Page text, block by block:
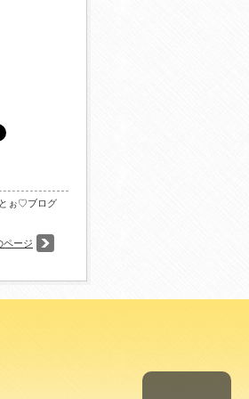
ぉ♡ブログ
ページ